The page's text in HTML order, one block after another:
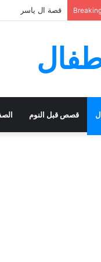
قصة ال ياسر
قصص قبل النوم